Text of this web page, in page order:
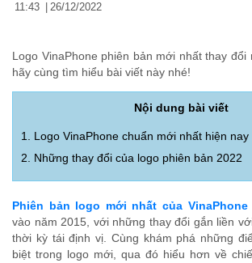
11:43 26/12/2022
Logo VinaPhone phiên bản mới nhất thay đổi
hãy cùng tìm hiểu bài viết này nhé!
Nội dung bài viết
1. Logo VinaPhone chuẩn mới nhất hiện nay
2. Những thay đổi của logo phiên bản 2022
Phiên bản logo mới nhất của VinaPhone
vào năm 2015, với những thay đổi gắn liền
thời kỳ tái định vị. Cùng khám phá những
biệt trong logo mới, qua đó hiểu hơn về